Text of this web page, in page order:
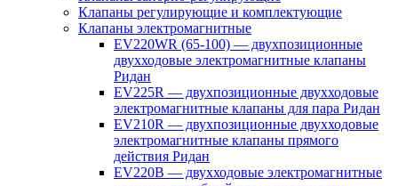
Клапаны регулирующие и комплектующие
Клапаны электромагнитные
EV220WR (65-100) — двухпозиционные
двухходовые электромагнитные клапаны
Ридан
EV225R — двухпозиционные двухходовые
электромагнитные клапаны для пара Ридан
EV210R — двухпозиционные двухходовые
электромагнитные клапаны прямого
действия Ридан
EV220B — двухходовые электромагнитные